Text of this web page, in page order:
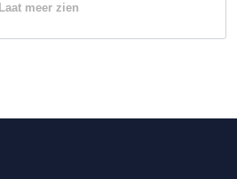
Laat meer zien